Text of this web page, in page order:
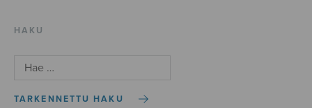
HAKU
TARKENNETTU HAKU